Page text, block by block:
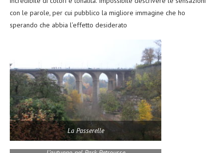
con le parole, per cui pubblico la migliore immagine che ho
sperando che abbia l’effetto desiderato
La Passerelle